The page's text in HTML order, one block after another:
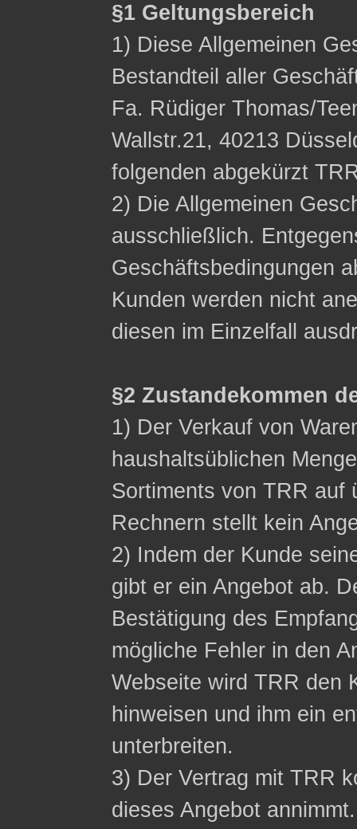
§1 Geltungsbereich
1) Diese Allgemeinen
Bestandteil aller
Fa. Rüdiger Thomas/
Wallstr.21, 40213
folgenden abgekürzt
2) Die Allgemeinen
ausschließlich.
Geschäftsbedingungen
Kunden werden nicht
diesen im Einzelfall
§2 Zustandekommen
1) Der Verkauf von
haushaltsüblichen
Sortiments von TRR auf
Rechnern stellt kein
2) Indem der Kunde
gibt er ein Angebot ab.
Bestätigung des
mögliche Fehler in den
Webseite wird TRR den
hinweisen und ihm ein
unterbreiten.
3) Der Vertrag mit TRR
dieses Angebot